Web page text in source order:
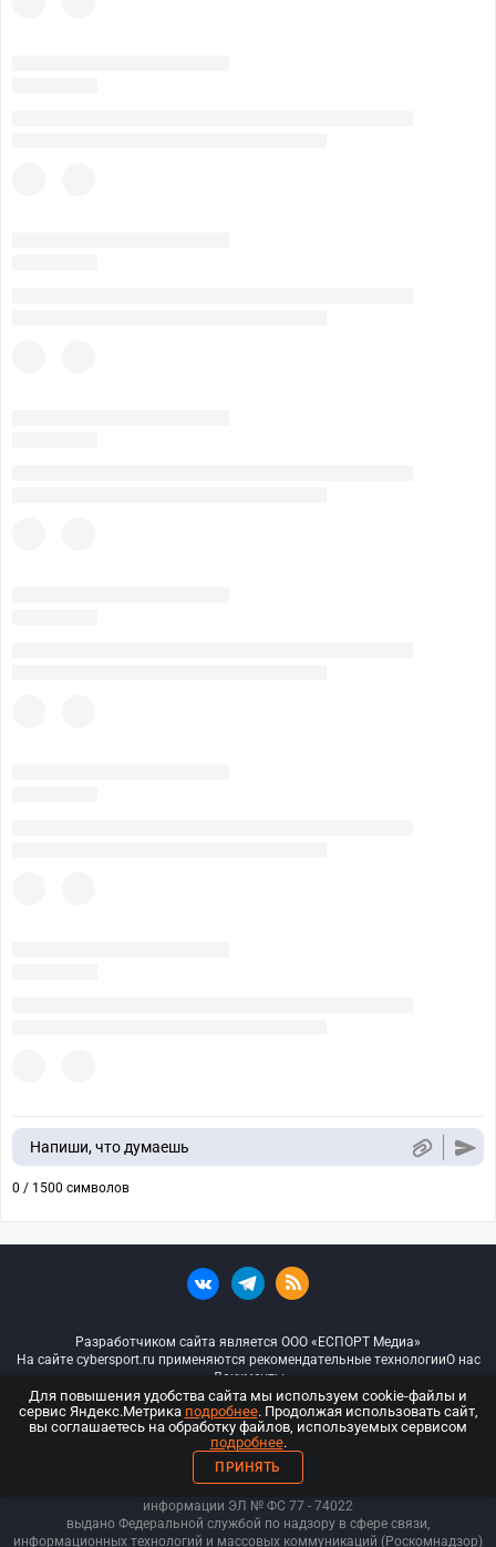
Напиши, что думаешь
0 / 1500 символов
Разработчиком сайта является ООО «ЕСПОРТ Медиа»
На сайте cybersport.ru применяются рекомендательные технологииО нас
Документы
© ООО «Киберспорт.ру» — Все права защищены
18+
ООО «Киберспорт.ру». Свидетельство о регистрации средств массовой
информации ЭЛ № ФС 77 - 74022
выдано Федеральной службой по надзору в сфере связи,
информационных технологий и массовых коммуникаций (Роскомнадзор)
Для повышения удобства сайта мы используем cookie-файлы и
сервис Яндекс.Метрика подробнее. Продолжая использовать сайт,
вы соглашаетесь на обработку файлов, используемых сервисом
подробнее.
ПРИНЯТЬ